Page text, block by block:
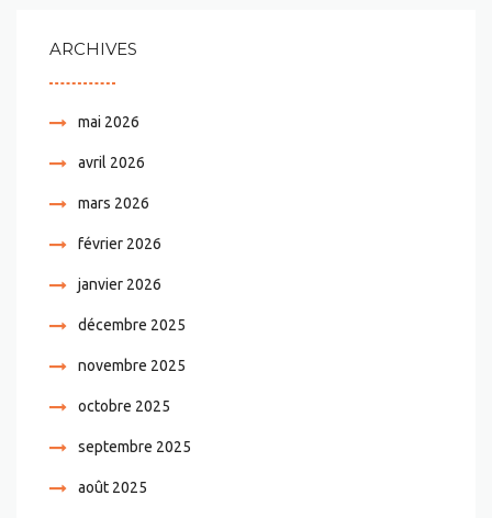
ARCHIVES
mai 2026
avril 2026
mars 2026
février 2026
janvier 2026
décembre 2025
novembre 2025
octobre 2025
septembre 2025
août 2025